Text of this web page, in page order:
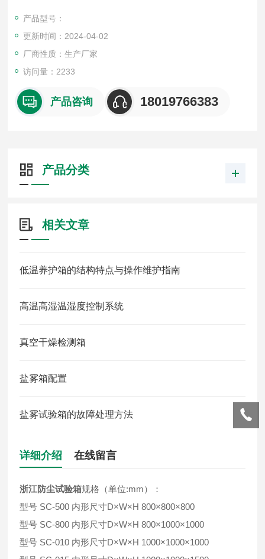
产品型号：
更新时间：2024-04-02
厂商性质：生产厂家
访问量：2233
产品咨询 18019766383
产品分类
相关文章
低温养护箱的结构特点与操作维护指南
高温高湿温湿度控制系统
真空干燥检测箱
盐雾箱配置
盐雾试验箱的故障处理方法
详细介绍 在线留言
浙江防尘试验箱规格（单位:mm）：
型号 SC-500 内形尺寸D×W×H 800×800×800
型号 SC-800 内形尺寸D×W×H 800×1000×1000
型号 SC-010 内形尺寸D×W×H 1000×1000×1000